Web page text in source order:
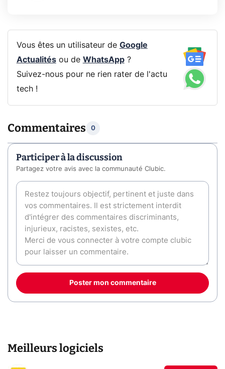
Vous êtes un utilisateur de Google
Actualitésou de WhatsApp?
Suivez-nous pour ne rien rater de l'actu
tech !
Commentaires 0
Participer à la discussion
Partagez votre avis avec la communauté Clubic.
Poster mon commentaire
Meilleurs logiciels